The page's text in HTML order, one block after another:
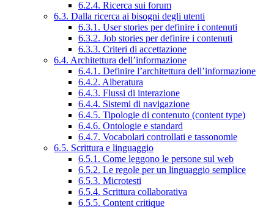
6.2.4. Ricerca sui forum
6.3. Dalla ricerca ai bisogni degli utenti
6.3.1. User stories per definire i contenuti
6.3.2. Job stories per definire i contenuti
6.3.3. Criteri di accettazione
6.4. Architettura dell’informazione
6.4.1. Definire l’architettura dell’informazione
6.4.2. Alberatura
6.4.3. Flussi di interazione
6.4.4. Sistemi di navigazione
6.4.5. Tipologie di contenuto (content type)
6.4.6. Ontologie e standard
6.4.7. Vocabolari controllati e tassonomie
6.5. Scrittura e linguaggio
6.5.1. Come leggono le persone sul web
6.5.2. Le regole per un linguaggio semplice
6.5.3. Microtesti
6.5.4. Scrittura collaborativa
6.5.5. Content critique